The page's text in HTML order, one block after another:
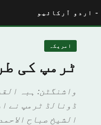
- اردو آرکائیو
امريكہ
ٹرمپ کی
واشنگٹن: ہبہ
ڈونالڈ ٹرمپ نے
الشیخ صباح